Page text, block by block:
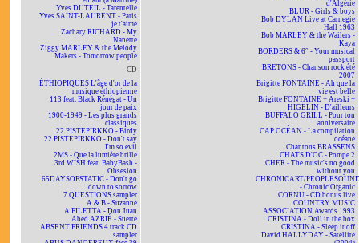
Yves DUTEIL - Tarentelle
Yves SAINT-LAURENT - Paris
je t'aime
Zachary RICHARD - My
Nanette
Ziggy MARLEY & the Melody
Makers - Tomorrow people
CD
ÉTHIOPIQUES L'âge d'or de la
musique éthiopienne
113 feat. Black Rénégat - Un
jour de paix
1900-1949 - Les plus grands
classiques
22 PISTEPIRKKO - Birdy
22 PISTEPIRKKO - Don't say
I'm so evil
2MS - Que la lumière brille
3rd WISH feat. BabyBash -
Obsesion
65DAYSOFSTATIC - Don't go
down to sorrow
7 QUESTIONS sampler
A & B - Suzanne
A FILETTA - Don Juan
Abed AZRIÉ - Suerte
ABSENT FRIENDS 4 track CD
sampler
d'Algérie
BLUR - Girls & boys
Bob DYLAN Live at Carnegie
Hall 1963
Bob MARLEY & the Wailers -
Kaya
BORDERS & 6° - Your musical
passport
BRETONS - Chanson rock été
2007
Brigitte FONTAINE - Ah que la
vie est belle
Brigitte FONTAINE + Areski +
HIGELIN - D'ailleurs
BUFFALO GRILL - Pour ton
anniversaire
CAP OCÉAN - La compilation
océane
Chantons BRASSENS
CHATS D'OC - Pompe 2
CHER - The music's no good
without you
CHRONICART/
- Chronic'Organic
CORNU - CD bonus live
COUNTRY MUSIC
ASSOCIATION Awards 1993
CRISTINA - Doll in the box
CRISTINA - Sleep it off
David HALLYDAY - Satellite